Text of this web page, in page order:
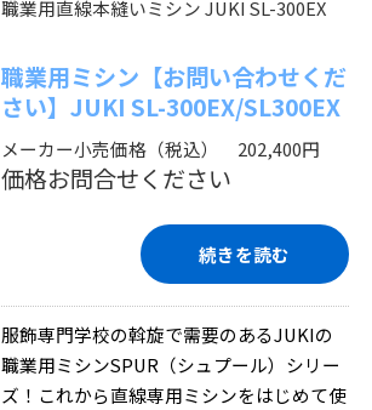
職業用直線本縫いミシン JUKI SL-300EX
職業用ミシン【お問い合わせくだ
さい】JUKI SL-300EX/SL300EX
メーカー小売価格（税込） 202,400円
価格お問合せください
続きを読む
服飾専門学校の斡旋で需要のあるJUKIの
職業用ミシンSPUR（シュプール）シリー
ズ！これから直線専用ミシンをはじめて使